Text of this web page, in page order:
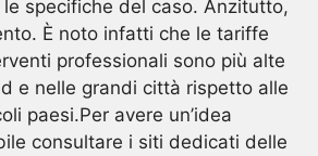
specifiche del caso. Anzitutto,
È noto infatti che le tariffe
professionali sono più alte
e nelle grandi città rispetto alle
paesi.Per avere un’idea
consultare i siti dedicati delle